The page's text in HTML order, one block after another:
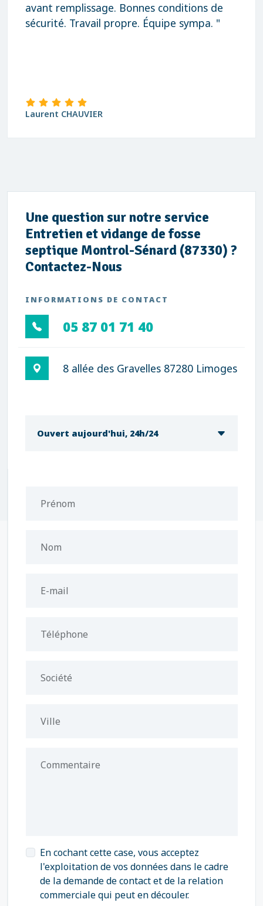
avant remplissage. Bonnes conditions de
sécurité. Travail propre. Équipe sympa. "
Laurent CHAUVIER
Une question sur notre service
Entretien et vidange de fosse
septique Montrol-Sénard (87330) ?
Contactez-Nous
INFORMATIONS DE CONTACT
05 87 01 71 40
8 allée des Gravelles 87280 Limoges
Ouvert aujourd'hui, 24h/24
Prénom
Nom
E-mail
Téléphone
Société
Ville
Commentaire
En cochant cette case, vous acceptez
l'exploitation de vos données dans le cadre
de la demande de contact et de la relation
commerciale qui peut en découler.